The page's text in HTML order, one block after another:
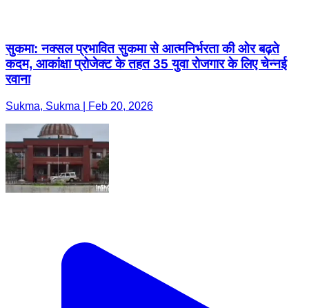
सुकमा: नक्सल प्रभावित सुकमा से आत्मनिर्भरता की ओर बढ़ते
कदम, आकांक्षा प्रोजेक्ट के तहत 35 युवा रोजगार के लिए चेन्नई
रवाना
Sukma, Sukma | Feb 20, 2026